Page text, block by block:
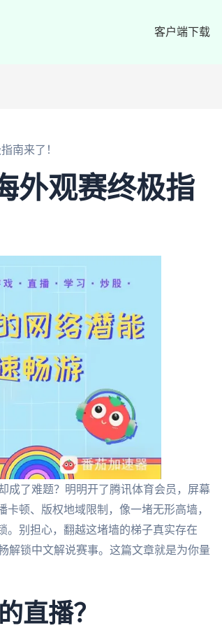
客户端下载
南来了！
外观赛终极指
成了难题？明明开了腾讯体育会员，屏幕
顿、版权地域限制，像一堵无形高墙，
。别担心，翻越这堵墙的梯子真实存在
锁中文解说赛事。这篇文章就是为你量
直播？